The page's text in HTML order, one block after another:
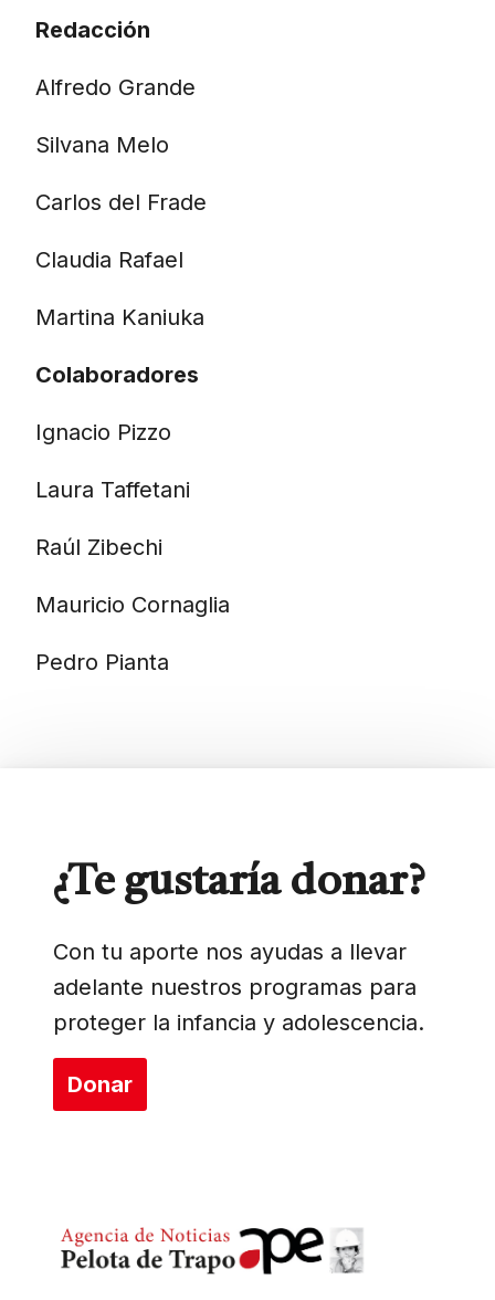
Redacción
Alfredo Grande
Silvana Melo
Carlos del Frade
Claudia Rafael
Martina Kaniuka
Colaboradores
Ignacio Pizzo
Laura Taffetani
Raúl Zibechi
Mauricio Cornaglia
Pedro Pianta
¿Te gustaría donar?
Con tu aporte nos ayudas a llevar
adelante nuestros programas para
proteger la infancia y adolescencia.
Donar